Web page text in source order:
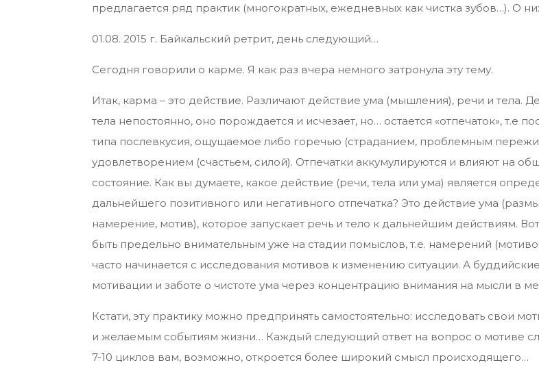
предлагается ряд практик (многократных, ежедневных как чистка зубов…). О
01.08. 2015 г. Байкальский ретрит, день следующий…
Сегодня говорили о карме. Я как раз вчера немного затронула эту тему.
Итак, карма – это действие. Различают действие ума (мышления), речи и тела.
тела непостоянно, оно порождается и исчезает, но… остается «отпечаток», т.е
типа послевкусия, ощущаемое либо горечью (страданием, проблемным
удовлетворением (счастьем, силой). Отпечатки аккумулируются и влияют на
состояние. Как вы думаете, какое действие (речи, тела или ума) является
дальнейшего позитивного или негативного отпечатка? Это действие ума
намерение, мотив), которое запускает речь и тело к дальнейшим действиям.
быть предельно внимательным уже на стадии помыслов, т.е. намерений
часто начинается с исследования мотивов к изменению ситуации. А
мотивации и заботе о чистоте ума через концентрацию внимания на мысли в
Кстати, эту практику можно предпринять самостоятельно: исследовать свои
и желаемым событиям жизни… Каждый следующий ответ на вопрос о мотиве
7-10 циклов вам, возможно, откроется более широкий смысл происходящего…